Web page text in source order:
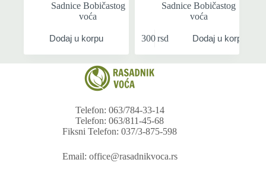
Sadnice Bobičastog
voća
Dodaj u korpu
Sadnice Bobičastog
voća
300rsd Dodaj u korpu
Telefon: 063/784-33-14
Telefon: 063/811-45-68
Fiksni Telefon: 037/3-875-598
Email: office@rasadnikvoca.rs